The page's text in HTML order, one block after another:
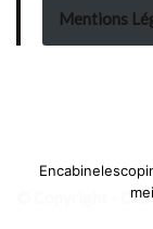
Mentions
© Copyright -